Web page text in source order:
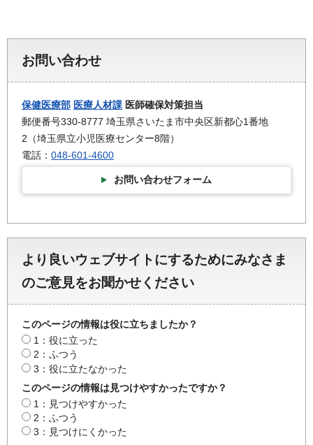
お問い合わせ
保健医療部 医療人材課 医師確保対策担当
郵便番号330-8777 埼玉県さいたま市中央区新都心1番地
2（埼玉県立小児医療センター8階）
電話： 048-601-4600
お問い合わせフォーム
より良いウェブサイトにするためにみなさま
のご意見をお聞かせください
このページの情報は役に立ちましたか？
1：役に立った
2：ふつう
3：役に立たなかった
このページの情報は見つけやすかったですか？
1：見つけやすかった
2：ふつう
3：見つけにくかった